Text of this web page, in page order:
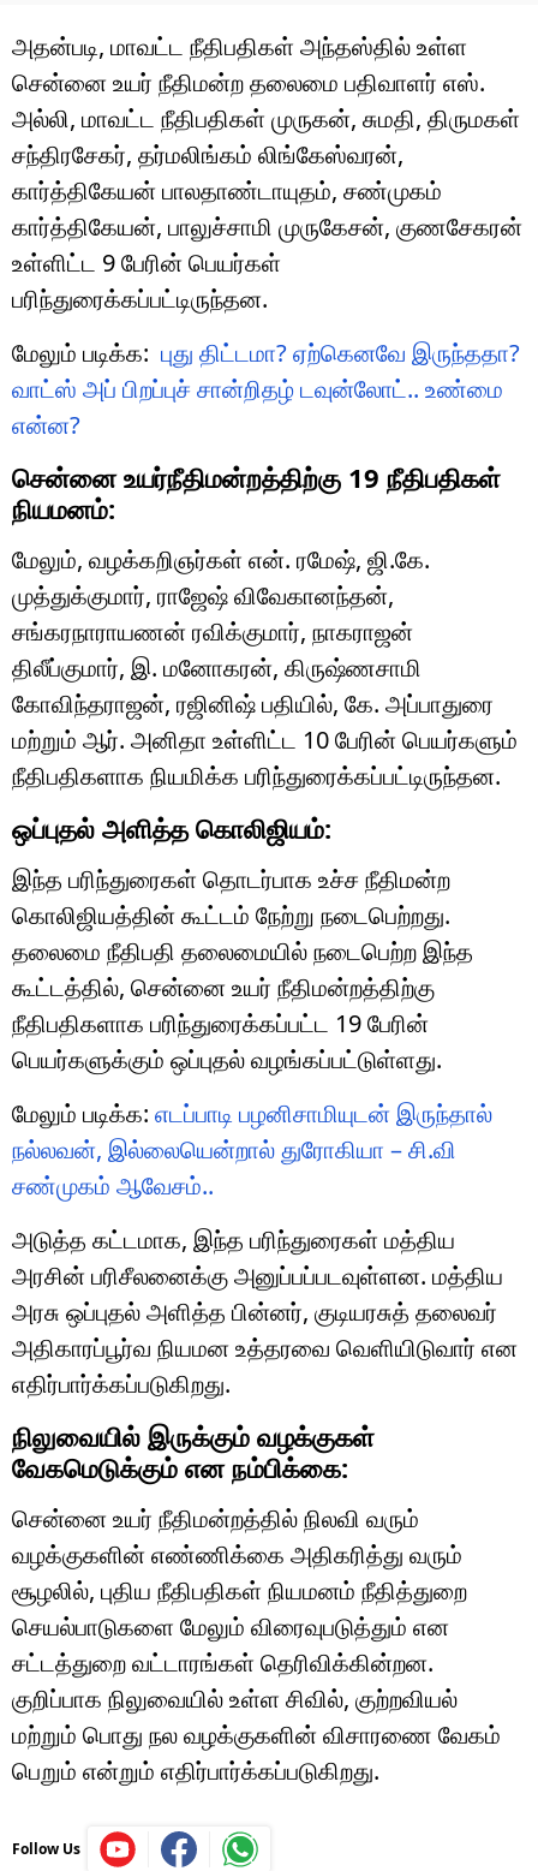
அதன்படி, மாவட்ட நீதிபதிகள் அந்தஸ்தில் உள்ள
சென்னை உயர் நீதிமன்ற தலைமை பதிவாளர் எஸ்.
அல்லி, மாவட்ட நீதிபதிகள் முருகன், சுமதி, திருமகள்
சந்திரசேகர், தர்மலிங்கம் லிங்கேஸ்வரன்,
கார்த்திகேயன் பாலதாண்டாயுதம், சண்முகம்
கார்த்திகேயன், பாலுச்சாமி முருகேசன், குணசேகரன்
உள்ளிட்ட 9 பேரின் பெயர்கள்
பரிந்துரைக்கப்பட்டிருந்தன.
மேலும் படிக்க: புது திட்டமா? ஏற்கெனவே இருந்ததா?
வாட்ஸ் அப் பிறப்புச் சான்றிதழ் டவுன்லோட்.. உண்மை
என்ன?
சென்னை உயர்நீதிமன்றத்திற்கு 19 நீதிபதிகள்
நியமனம்:
மேலும், வழக்கறிஞர்கள் என். ரமேஷ், ஜி.கே.
முத்துக்குமார், ராஜேஷ் விவேகானந்தன்,
சங்கரநாராயணன் ரவிக்குமார், நாகராஜன்
திலீப்குமார், இ. மனோகரன், கிருஷ்ணசாமி
கோவிந்தராஜன், ரஜினிஷ் பதியில், கே. அப்பாதுரை
மற்றும் ஆர். அனிதா உள்ளிட்ட 10 பேரின் பெயர்களும்
நீதிபதிகளாக நியமிக்க பரிந்துரைக்கப்பட்டிருந்தன.
ஒப்புதல் அளித்த கொலிஜியம்:
இந்த பரிந்துரைகள் தொடர்பாக உச்ச நீதிமன்ற
கொலிஜியத்தின் கூட்டம் நேற்று நடைபெற்றது.
தலைமை நீதிபதி தலைமையில் நடைபெற்ற இந்த
கூட்டத்தில், சென்னை உயர் நீதிமன்றத்திற்கு
நீதிபதிகளாக பரிந்துரைக்கப்பட்ட 19 பேரின்
பெயர்களுக்கும் ஒப்புதல் வழங்கப்பட்டுள்ளது.
மேலும் படிக்க: எடப்பாடி பழனிசாமியுடன் இருந்தால்
நல்லவன், இல்லையென்றால் துரோகியா – சி.வி
சண்முகம் ஆவேசம்..
அடுத்த கட்டமாக, இந்த பரிந்துரைகள் மத்திய
அரசின் பரிசீலனைக்கு அனுப்பப்படவுள்ளன. மத்திய
அரசு ஒப்புதல் அளித்த பின்னர், குடியரசுத் தலைவர்
அதிகாரப்பூர்வ நியமன உத்தரவை வெளியிடுவார் என
எதிர்பார்க்கப்படுகிறது.
நிலுவையில் இருக்கும் வழக்குகள்
வேகமெடுக்கும் என நம்பிக்கை:
சென்னை உயர் நீதிமன்றத்தில் நிலவி வரும்
வழக்குகளின் எண்ணிக்கை அதிகரித்து வரும்
சூழலில், புதிய நீதிபதிகள் நியமனம் நீதித்துறை
செயல்பாடுகளை மேலும் விரைவுபடுத்தும் என
சட்டத்துறை வட்டாரங்கள் தெரிவிக்கின்றன.
குறிப்பாக நிலுவையில் உள்ள சிவில், குற்றவியல்
மற்றும் பொது நல வழக்குகளின் விசாரணை வேகம்
பெறும் என்றும் எதிர்பார்க்கப்படுகிறது.
Follow Us